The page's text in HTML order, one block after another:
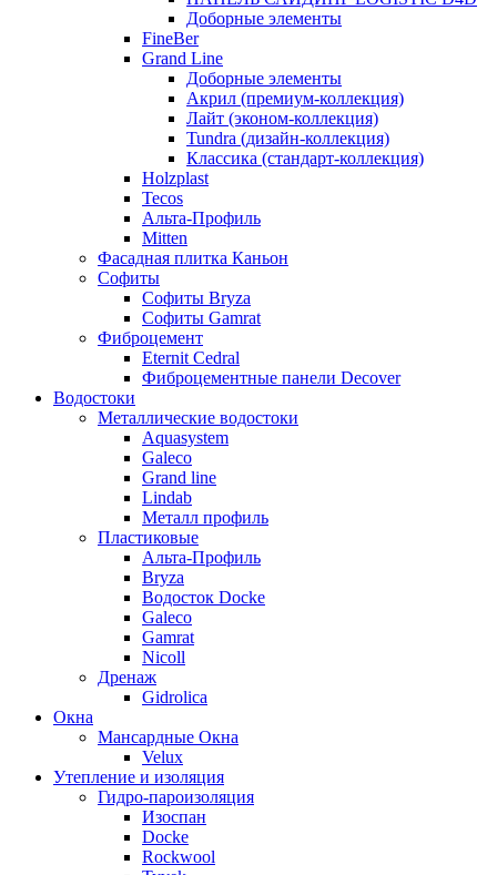
Доборные элементы
FineBer
Grand Line
Доборные элементы
Акрил (премиум-коллекция)
Лайт (эконом-коллекция)
Tundra (дизайн-коллекция)
Классика (стандарт-коллекция)
Holzplast
Tecos
Альта-Профиль
Mitten
Фасадная плитка Каньон
Софиты
Софиты Bryza
Софиты Gamrat
Фиброцемент
Eternit Cedral
Фиброцементные панели Decover
Водостоки
Металлические водостоки
Aquasystem
Galeco
Grand line
Lindab
Металл профиль
Пластиковые
Альта-Профиль
Bryza
Водосток Docke
Galeco
Gamrat
Nicoll
Дренаж
Gidrolica
Окна
Мансардные Окна
Velux
Утепление и изоляция
Гидро-пароизоляция
Изоспан
Docke
Rockwool